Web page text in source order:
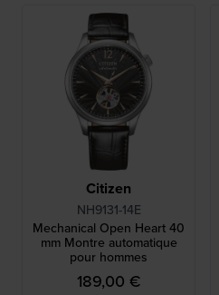
Citizen
NH9131-14E
Mechanical Open Heart 40
mm Montre automatique
pour hommes
189,00 €